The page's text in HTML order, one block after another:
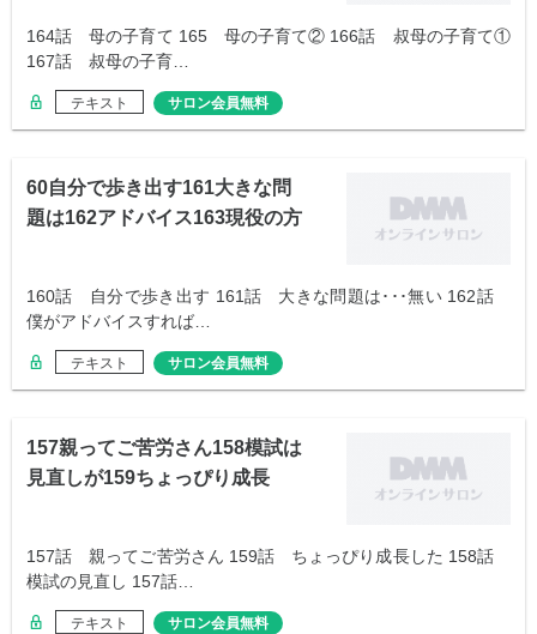
164話 母の子育て 165 母の子育て② 166話 叔母の子育て①
167話 叔母の子育…
テキスト サロン会員無料
60自分で歩き出す161大きな問
題は162アドバイス163現役の方
160話 自分で歩き出す 161話 大きな問題は･･･無い 162話
僕がアドバイスすれば…
テキスト サロン会員無料
157親ってご苦労さん158模試は
見直しが159ちょっぴり成長
157話 親ってご苦労さん 159話 ちょっぴり成長した 158話
模試の見直し 157話…
テキスト サロン会員無料